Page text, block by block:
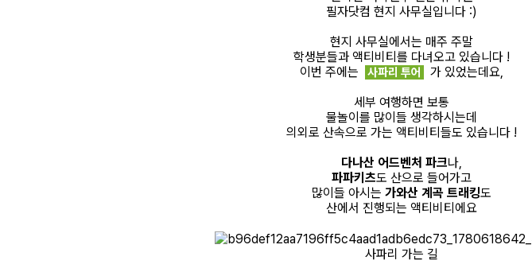
필자닷컴 현지 사무실입니다 :)
현지 사무실에서는 매주 주말
학생분들과 액티비티를 다녀오고 있습니다 !
이번 주에는
사파리 투어
가 있었는데요,
세부 여행하면 보통
물놀이를 많이들 생각하시는데
의외로 산속으로 가는 액티비티들도 있습니다 !
다나산 어드벤처 파크나,
파파키츠도 산으로 들어가고
많이들 아시는 가와산 계곡 트래킹도
산에서 진행되는 액티비티에요
사파리 가는 길